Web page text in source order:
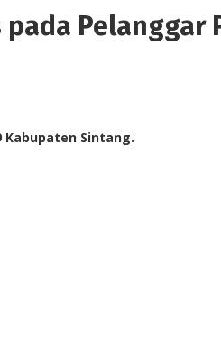
pada Pelanggar
Kabupaten Sintang.